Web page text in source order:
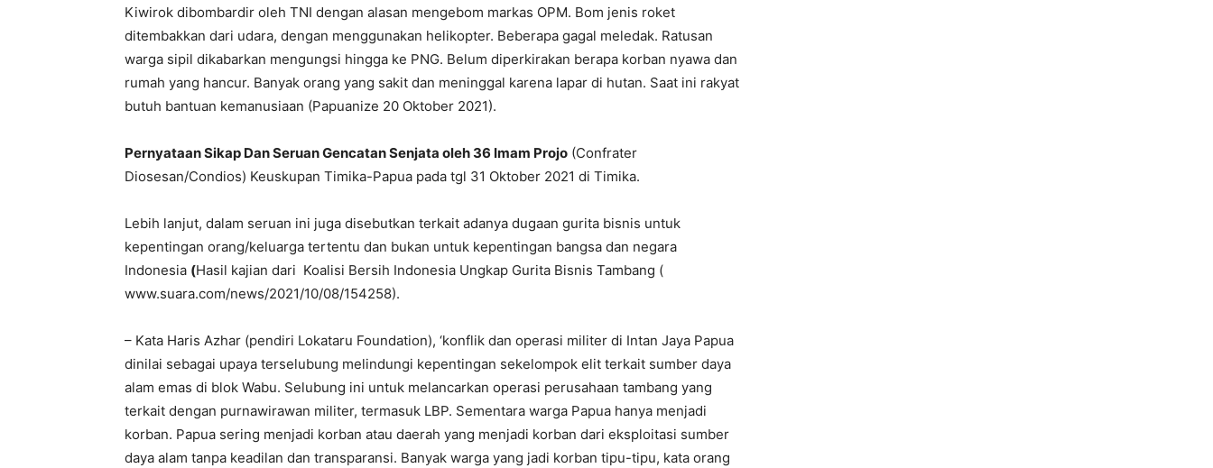
Kiwirok dibombardir oleh TNI dengan alasan mengebom markas OPM. Bom jenis roket
ditembakkan dari udara, dengan menggunakan helikopter. Beberapa gagal meledak. Ratusan
warga sipil dikabarkan mengungsi hingga ke PNG. Belum diperkirakan berapa korban nyawa dan
rumah yang hancur. Banyak orang yang sakit dan meninggal karena lapar di hutan. Saat ini rakyat
butuh bantuan kemanusiaan (Papuanize 20 Oktober 2021).
Pernyataan Sikap Dan Seruan Gencatan Senjata oleh 36 Imam Projo (Confrater
Diosesan/Condios) Keuskupan Timika-Papua pada tgl 31 Oktober 2021 di Timika.
Lebih lanjut, dalam seruan ini juga disebutkan terkait adanya dugaan gurita bisnis untuk
kepentingan orang/keluarga tertentu dan bukan untuk kepentingan bangsa dan negara
Indonesia (Hasil kajian dari Koalisi Bersih Indonesia Ungkap Gurita Bisnis Tambang (
www.suara.com/news/2021/10/08/154258).
– Kata Haris Azhar (pendiri Lokataru Foundation), ‘konflik dan operasi militer di Intan Jaya Papua
dinilai sebagai upaya terselubung melindungi kepentingan sekelompok elit terkait sumber daya
alam emas di blok Wabu. Selubung ini untuk melancarkan operasi perusahaan tambang yang
terkait dengan purnawirawan militer, termasuk LBP. Sementara warga Papua hanya menjadi
korban. Papua sering menjadi korban atau daerah yang menjadi korban dari eksploitasi sumber
daya alam tanpa keadilan dan transparansi. Banyak warga yang jadi korban tipu-tipu, kata orang